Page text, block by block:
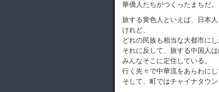
華僑人たちがつくったまちだ。
旅する黄色人といえば、日本
けれど、
どれの民族も相当な大都市に
それに反して、旅する中国人
みんなそこに定住している。
行く先々で中華流をあらわに
そして、町ではチャイナタウ